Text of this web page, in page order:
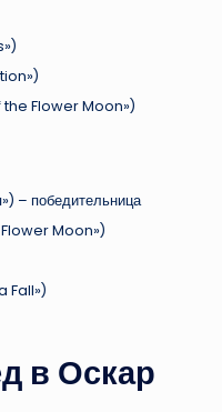
the Flower Moon»)
– победительница
Moon»)
Fall»)
в Оскар